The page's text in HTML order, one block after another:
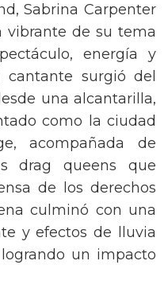
Sabrina Carpenter
vibrante de su tema
energía y
cantante surgió del
una alcantarilla,
como la ciudad
acompañada de
drag queens que
de los derechos
culminó con una
y efectos de lluvia
un impacto